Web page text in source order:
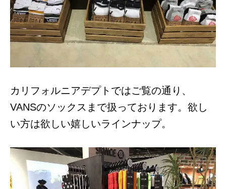
カリフォルニアデプトではご覧の通り、
VANSのソックスまで扱っております。欲し
い方は欲しい嬉しいラインナップ。